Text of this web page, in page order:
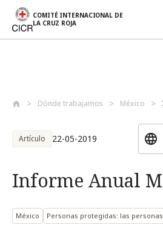
COMITÉ INTERNACIONAL DE
LA CRUZ ROJA
Dónde trabajamos México
Artículo 22-05-2019
Informe Anual
México Personas protegidas: las